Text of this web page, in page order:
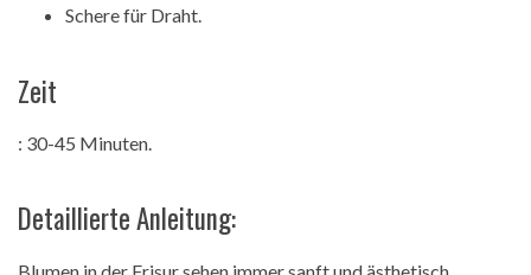
Schere für Draht.
Zeit
: 30-45 Minuten.
Detaillierte Anleitung: